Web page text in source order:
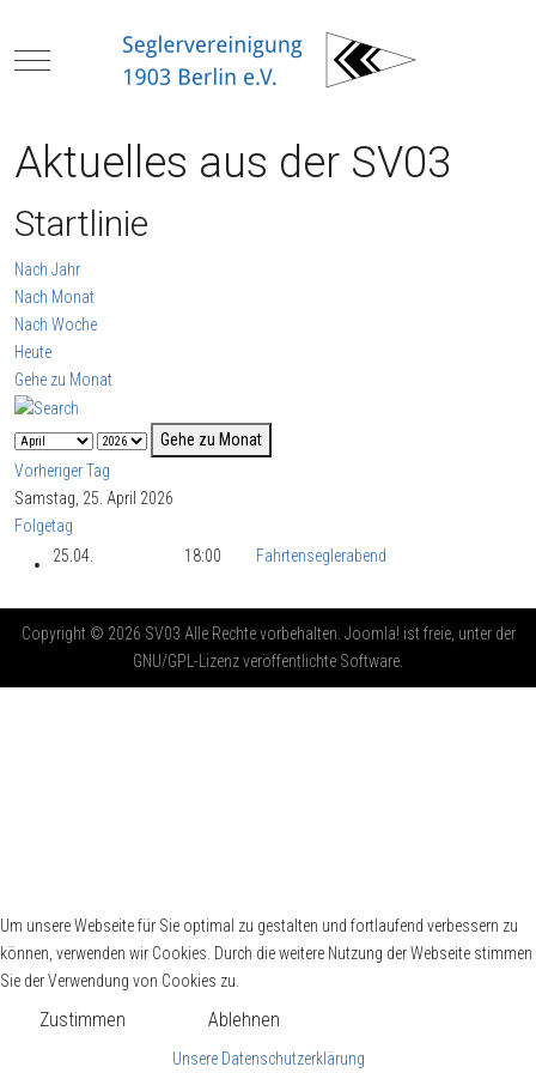
Mobile Menu Toggle
Aktuelles aus der SV03
Startlinie
Nach Jahr
Nach Monat
Nach Woche
Heute
Gehe zu Monat
Gehe zu Monat
Vorheriger Tag
Samstag, 25. April 2026
Folgetag
25.04.
18:00 Fahrtenseglerabend
Copyright © 2026 SV03 Alle Rechte vorbehalten. Joomla! ist freie, unter der
GNU/GPL-Lizenz veröffentlichte Software.
Um unsere Webseite für Sie optimal zu gestalten und fortlaufend verbessern zu
können, verwenden wir Cookies. Durch die weitere Nutzung der Webseite stimmen
Sie der Verwendung von Cookies zu.
Zustimmen Ablehnen
Unsere Datenschutzerklärung